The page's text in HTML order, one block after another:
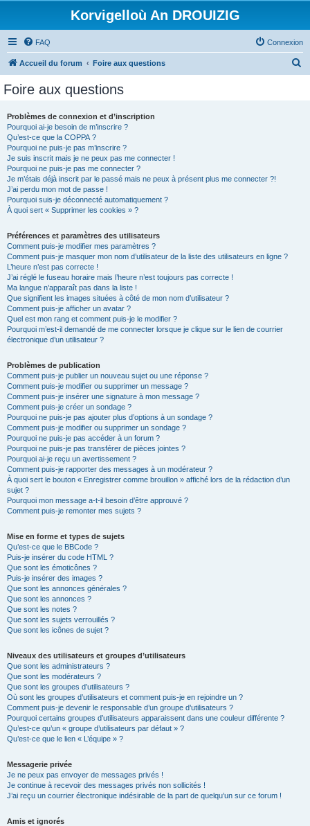
Korvigelloù An DROUIZIG
FAQ Connexion
Accueil du forum Foire aux questions
Foire aux questions
Problèmes de connexion et d’inscription
Pourquoi ai-je besoin de m’inscrire ?
Qu’est-ce que la COPPA ?
Pourquoi ne puis-je pas m’inscrire ?
Je suis inscrit mais je ne peux pas me connecter !
Pourquoi ne puis-je pas me connecter ?
Je m’étais déjà inscrit par le passé mais ne peux à présent plus me connecter ?!
J’ai perdu mon mot de passe !
Pourquoi suis-je déconnecté automatiquement ?
À quoi sert « Supprimer les cookies » ?
Préférences et paramètres des utilisateurs
Comment puis-je modifier mes paramètres ?
Comment puis-je masquer mon nom d’utilisateur de la liste des utilisateurs en ligne ?
L’heure n’est pas correcte !
J’ai réglé le fuseau horaire mais l’heure n’est toujours pas correcte !
Ma langue n’apparaît pas dans la liste !
Que signifient les images situées à côté de mon nom d’utilisateur ?
Comment puis-je afficher un avatar ?
Quel est mon rang et comment puis-je le modifier ?
Pourquoi m’est-il demandé de me connecter lorsque je clique sur le lien de courrier
électronique d’un utilisateur ?
Problèmes de publication
Comment puis-je publier un nouveau sujet ou une réponse ?
Comment puis-je modifier ou supprimer un message ?
Comment puis-je insérer une signature à mon message ?
Comment puis-je créer un sondage ?
Pourquoi ne puis-je pas ajouter plus d’options à un sondage ?
Comment puis-je modifier ou supprimer un sondage ?
Pourquoi ne puis-je pas accéder à un forum ?
Pourquoi ne puis-je pas transférer de pièces jointes ?
Pourquoi ai-je reçu un avertissement ?
Comment puis-je rapporter des messages à un modérateur ?
À quoi sert le bouton « Enregistrer comme brouillon » affiché lors de la rédaction d’un
sujet ?
Pourquoi mon message a-t-il besoin d’être approuvé ?
Comment puis-je remonter mes sujets ?
Mise en forme et types de sujets
Qu’est-ce que le BBCode ?
Puis-je insérer du code HTML ?
Que sont les émoticônes ?
Puis-je insérer des images ?
Que sont les annonces générales ?
Que sont les annonces ?
Que sont les notes ?
Que sont les sujets verrouillés ?
Que sont les icônes de sujet ?
Niveaux des utilisateurs et groupes d’utilisateurs
Que sont les administrateurs ?
Que sont les modérateurs ?
Que sont les groupes d’utilisateurs ?
Où sont les groupes d’utilisateurs et comment puis-je en rejoindre un ?
Comment puis-je devenir le responsable d’un groupe d’utilisateurs ?
Pourquoi certains groupes d’utilisateurs apparaissent dans une couleur différente ?
Qu’est-ce qu’un « groupe d’utilisateurs par défaut » ?
Qu’est-ce que le lien « L’équipe » ?
Messagerie privée
Je ne peux pas envoyer de messages privés !
Je continue à recevoir des messages privés non sollicités !
J’ai reçu un courrier électronique indésirable de la part de quelqu’un sur ce forum !
Amis et ignorés